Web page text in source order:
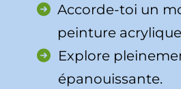
Accorde-toi un
peinture
Explore
épanouissante.